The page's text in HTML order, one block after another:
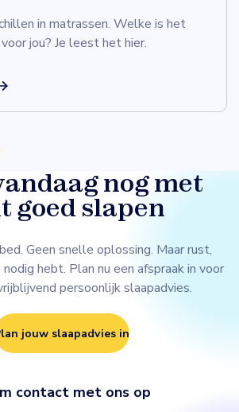
in matrassen. Welke is het
jou? Je leest het hier.
nog met
goed slapen
Geen snelle oplossing. Maar rust,
hebt. Plan nu een afspraak in voor
persoonlijk slaapadvies.
jouw slaapadvies in
contact met ons op